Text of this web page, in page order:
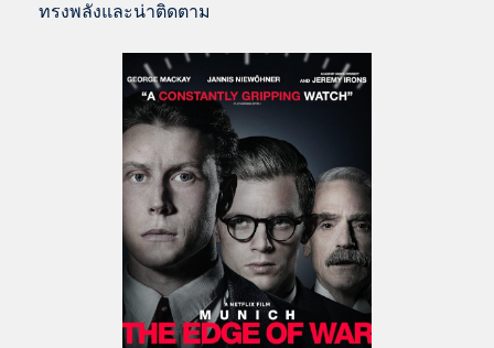
ทรงพลังและน่าติดตาม